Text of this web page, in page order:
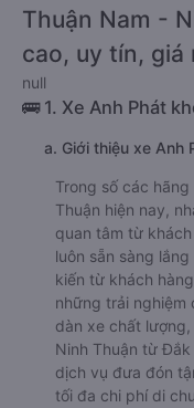
Thuận Nam -
cao, uy tín,
null
🚌 1. Xe Anh Phát
a. Giới thiệu xe Anh
Trong số các
Thuận hiện nay,
quan tâm từ
luôn sẵn sàng
kiến từ khách
những trải nghiệm
dàn xe chất
Ninh Thuận từ
dịch vụ đưa đón
tối đa chi phí di